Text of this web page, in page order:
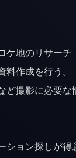
地のリサーチ
作成を行う。
ど撮影に必要な
ョン探しが得